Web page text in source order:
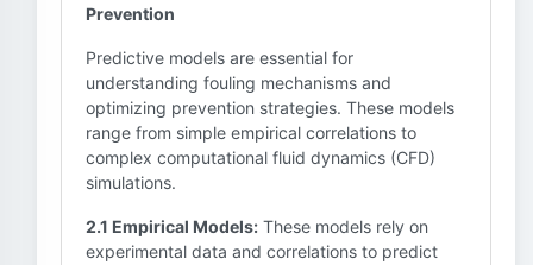
Prevention
Predictive models are essential for
understanding fouling mechanisms and
optimizing prevention strategies. These models
range from simple empirical correlations to
complex computational fluid dynamics (CFD)
simulations.
2.1 Empirical Models: These models rely on
experimental data and correlations to predict